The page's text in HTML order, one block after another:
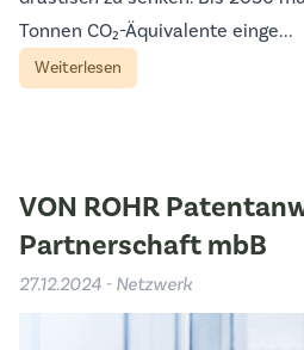
Tonnen CO₂-Äquivalente einge...
Weiterlesen
VON ROHR
Partnerschaft mbB
27.12.2024 - Netzwerk